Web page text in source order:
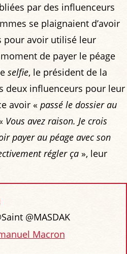
par des influenceurs
se plaignaient d’avoir
pour avoir utilisé leur
de payer le péage
selfie, le président de la
deux influenceurs pour leur
avoir « passé le dossier au
Vous avez raison. Je crois
payer au péage avec son
régler ça », leur
@MASDAK
Macron